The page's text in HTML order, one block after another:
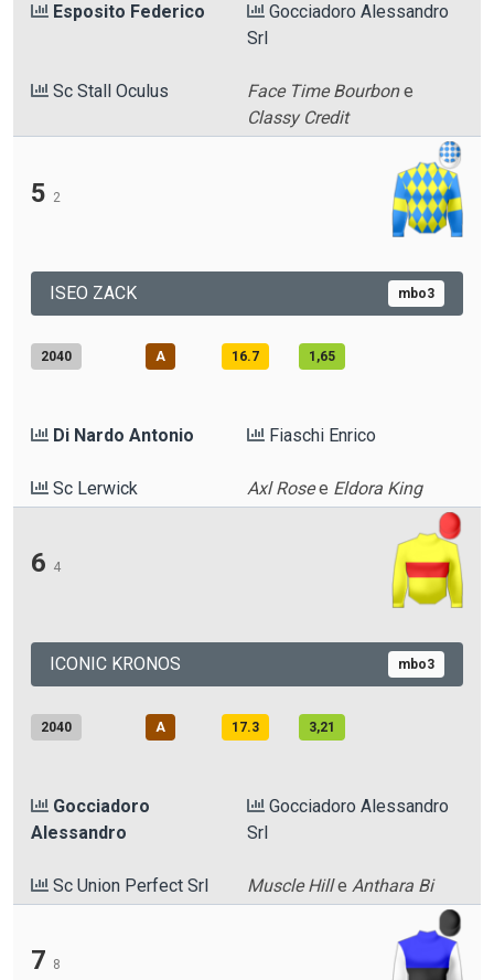
Esposito Federico
Gocciadoro Alessandro
Srl
Sc Stall Oculus Face Time Bourbone
Classy Credit
5 2
ISEO ZACK mbo3
2040 A 16.7 1,65
Di Nardo Antonio Fiaschi Enrico
Sc Lerwick Axl Rosee Eldora King
6 4
ICONIC KRONOS mbo3
2040 A 17.3 3,21
Gocciadoro
Alessandro
Gocciadoro Alessandro
Srl
Sc Union Perfect Srl Muscle Hille Anthara Bi
7 8